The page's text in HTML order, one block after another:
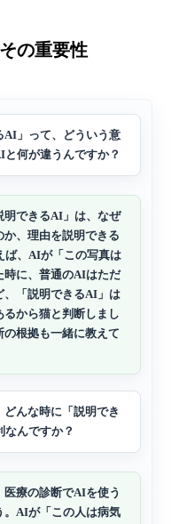
の重要性
AI」って、どういう意
何が違うんですか？
明できるAI」は、なぜ
か、理由を説明できる
ば、AIが「この写真は
時に、普通のAIはただ
、「説明できるAI」は
るから猫と判断しまし
根拠も一緒に教えて
んな時に「説明でき
んですか？
医療の診断でAIを使う
。AIが「この人は病気